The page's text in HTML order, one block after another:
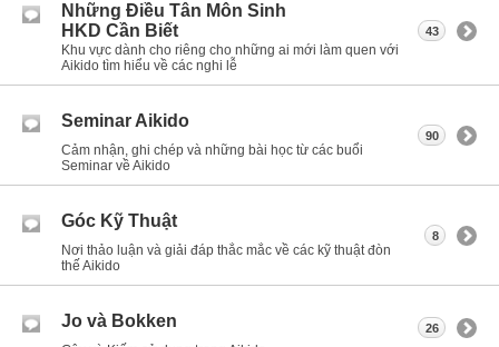
Những Điều Tân Môn Sinh
HKD Cần Biết
Khu vực dành cho riêng cho những ai mới làm quen với
Aikido tìm hiểu về các nghi lễ
43
Seminar Aikido
Cảm nhận, ghi chép và những bài học từ các buổi
Seminar về Aikido
90
Góc Kỹ Thuật
Nơi thảo luận và giải đáp thắc mắc về các kỹ thuật đòn
thế Aikido
8
Jo và Bokken 26